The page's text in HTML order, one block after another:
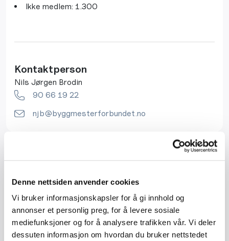
Denne nettsiden anvender cookies
Vi bruker informasjonskapsler for å gi innhold og
annonser et personlig preg, for å levere sosiale
mediefunksjoner og for å analysere trafikken vår. Vi deler
dessuten informasjon om hvordan du bruker nettstedet
Byggmester og entreprenør tar i mange tilfeller på seg
prosjekteringsrollen også der de ikke har påtatt seg det
fokuseres det på ansvar og risiko ved dette og ikke minst
de vanlige "fellene" man går inn i. Kurset gir innblikk i
hvordan du bruker Teknisk forskrift (TEK) for å finne
Ikke medlem: 1.300
Kontaktperson
Nils Jørgen Brodin
90 66 19 22
njb@byggmesterforbundet.no